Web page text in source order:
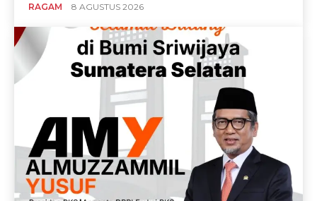
RAGAM 8 AGUSTUS 2026